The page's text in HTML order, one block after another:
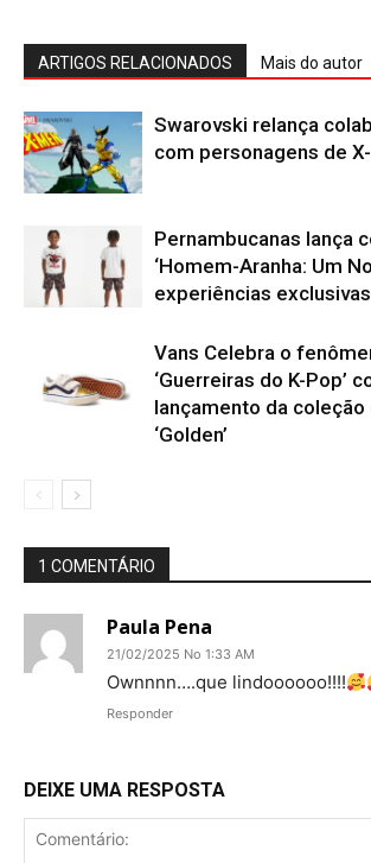
ARTIGOS RELACIONADOS Mais do autor
Swarovski relança
com personagens de
Pernambucanas lança
‘Homem-Aranha: Um
experiências
Vans Celebra o
‘Guerreiras do K-Pop’
lançamento da coleção
‘Golden’
1 COMENTÁRIO
Paula Pena
21/02/2025 No 1:33 AM
Ownnnn….que lindoooooo!!!!
Responder
DEIXE UMA RESPOSTA